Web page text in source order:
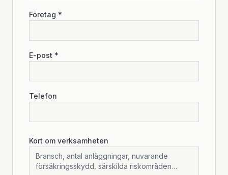
Företag *
E-post *
Telefon
Kort om verksamheten